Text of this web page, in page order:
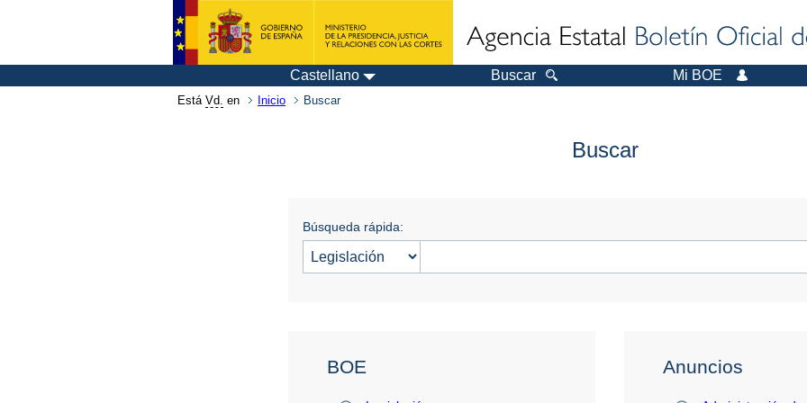
Castellano Buscar Mi BOE
Está Vd. en Inicio Buscar
Buscar
Búsqueda rápida:
BOE Anuncios